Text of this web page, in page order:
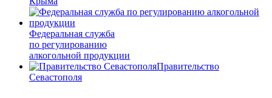
Федеральная служба
по регулированию
алкогольной продукции
Правительство
Севастополя